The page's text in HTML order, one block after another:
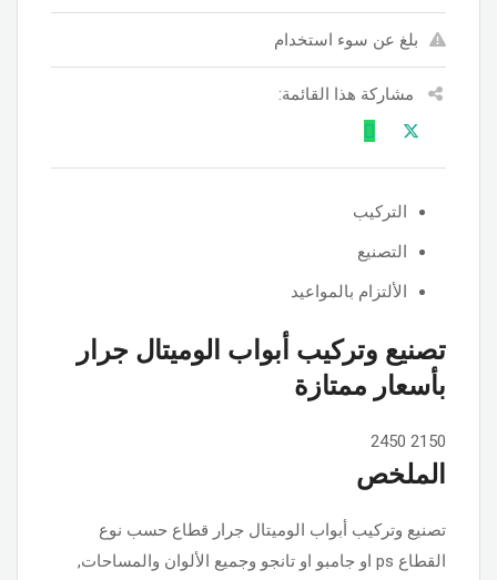
بلغ عن سوء استخدام
مشاركة هذا القائمة:
التركيب
التصنيع
الألتزام بالمواعيد
تصنيع وتركيب أبواب الوميتال جرار
بأسعار ممتازة
2150
2450
الملخص
تصنيع وتركيب أبواب الوميتال جرار قطاع حسب نوع
القطاع ps او جامبو او تانجو وجميع الألوان والمساحات,